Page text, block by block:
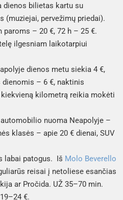
dienos bilietas kartu su
(muziejai, pervežimų priedai).
paroms – 20 €, 72 h – 25 €.
ilgesniam laikotarpiui
dienos metu siekia 4 €,
– 6 €, naktinis
kilometrą reikia mokėti
nuoma Neapolyje –
klasės – apie 20 € dienai, SUV
labai patogus. Iš Molo Beverello
reisai į netoliese esančias
ar Pročida. UŽ 35–70 min.
€.